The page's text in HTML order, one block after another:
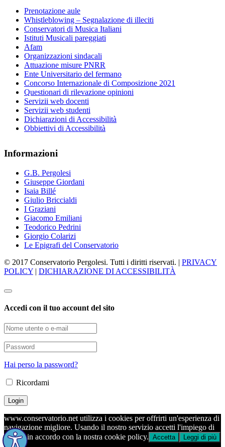
Prenotazione aule
Whistleblowing – Segnalazione di illeciti
Conservatori di Musica Italiani
Istituti Musicali pareggiati
Afam
Organizzazioni sindacali
Attuazione misure PNRR
Ente Universitario del fermano
Concorso Internazionale di Composizione 2021
Questionari di rilevazione opinioni
Servizii web docenti
Servizii web studenti
Dichiarazioni di Accessibilità
Obbiettivi di Accessibilità
Informazioni
G.B. Pergolesi
Giuseppe Giordani
Isaia Billé
Giulio Briccialdi
I Graziani
Giacomo Emiliani
Teodorico Pedrini
Giorgio Colarizi
Le Epigrafi del Conservatorio
© 2017 Conservatorio Pergolesi. Tutti i diritti riservati. | PRIVACY
POLICY | DICHIARAZIONE DI ACCESSIBILITÀ
Accedi con il tuo account del sito
Hai perso la password?
Ricordami
www.conservatorio.net utilizza i cookies per offrirti un'esperienza di
navigazione migliore. Usando il nostro servizio accetti l'impiego di
cookie in accordo con la nostra cookie policy. Accetta Leggi di più